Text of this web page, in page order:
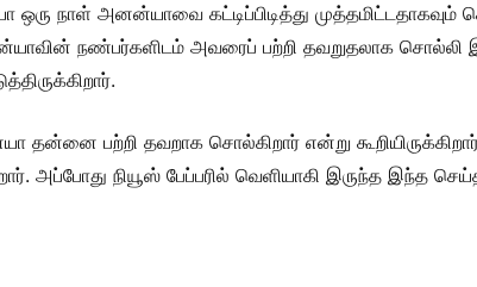
ஒரு நாள் அனன்யாவை கட்டிப்பிடித்து
நண்பர்களிடம் அவரைப் பற்றி தவறுதலாக சொல்லி
தன்னை பற்றி தவறாக சொல்கிறார் என்று
அப்போது நியூஸ் பேப்பரில் வெளியாகி இருந்த